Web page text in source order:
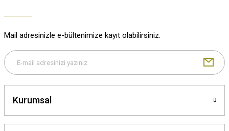
Mail adresinizle e-bültenimize kayıt olabilirsiniz.
Kurumsal